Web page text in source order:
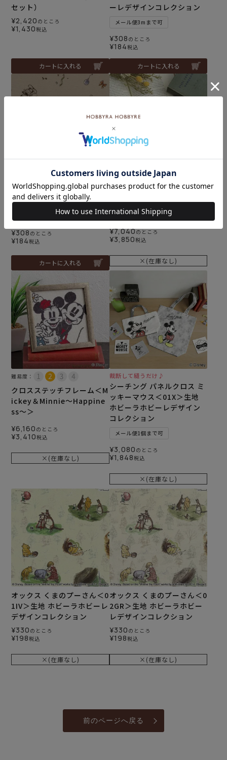
セット）
¥2,420 のところ
¥1,430税込
カートに入れる
ーレデザインコレクション
メール便3mまで可
¥308 のところ
¥184税込
カートに入れる
＜02GR＞生地 ホビーラホビ
ーレデザインコレクション
メール便3mまで可
¥308 のところ
¥184税込
カートに入れる
難易度：
クロスステッチフレーム＜
くまのプーさんと森のなか
またち＞
¥7,040のところ
¥3,850税込
×(在庫なし)
難易度：
クロスステッチフレーム＜M
ickey＆Minnie～Happine
ss～＞
¥6,160 のところ
¥3,410税込
×(在庫なし)
裁断して縫うだけ♪
シーチング パネルクロス ミ
ッキーマウス＜01X＞生地
ホビーラホビーレデザイン
コレクション
メール便1個まで可
¥3,080 のところ
¥1,848税込
×(在庫なし)
オックス くまのプーさん＜0
1IV＞生地 ホビーラホビーレ
デザインコレクション
¥330 のところ
¥198税込
×(在庫なし)
オックス くまのプーさん＜0
2GR＞生地 ホビーラホビー
レデザインコレクション
¥330 のところ
¥198税込
×(在庫なし)
前のページへ戻る